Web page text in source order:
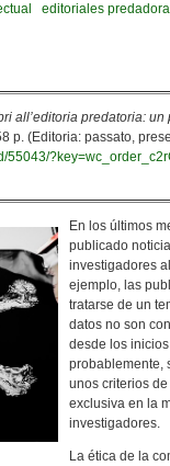
editoriales
all’editoria predatoria:
p. (Editoria: passato,
55043/
En los últimos
publicado
investigadores
ejemplo, las
tratarse de un
datos no son
desde los
probablemente,
unos criterios
exclusiva en la
investigadores.
La ética de la